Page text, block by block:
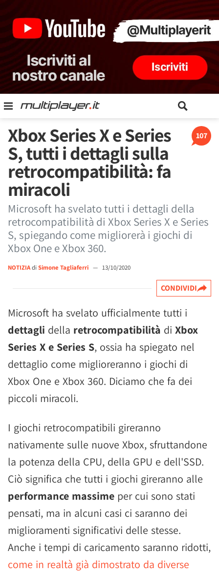
107
Xbox Series X e Series
S, tutti i dettagli sulla
retrocompatibilità: fa
miracoli
Microsoft ha svelato tutti i dettagli della
retrocompatibilità di Xbox Series X e Series
S, spiegando come migliorerà i giochi di
Xbox One e Xbox 360.
NOTIZIAdi Simone Tagliaferri — 13/10/2020
CONDIVIDI
Microsoft ha svelato ufficialmente tutti i
dettagli della retrocompatibilità di Xbox
Series X e Series S, ossia ha spiegato nel
dettaglio come miglioreranno i giochi di
Xbox One e Xbox 360. Diciamo che fa dei
piccoli miracoli.
I giochi retrocompatibili gireranno
nativamente sulle nuove Xbox, sfruttandone
la potenza della CPU, della GPU e dell'SSD.
Ciò significa che tutti i giochi gireranno alle
performance massime per cui sono stati
pensati, ma in alcuni casi ci saranno dei
miglioramenti significativi delle stesse.
Anche i tempi di caricamento saranno ridotti,
come in realtà già dimostrato da diverse